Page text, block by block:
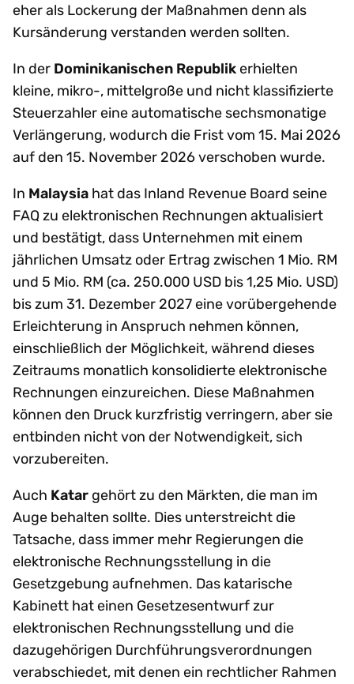
eher als Lockerung der Maßnahmen denn als
Kursänderung verstanden werden sollten.
In der Dominikanischen Republikerhielten
kleine, mikro-, mittelgroße und nicht klassifizierte
Steuerzahler eine automatische sechsmonatige
Verlängerung, wodurch die Frist vom 15. Mai 2026
auf den 15. November 2026 verschoben wurde.
In Malaysia hat das Inland Revenue Board seine
FAQ zu elektronischen Rechnungen aktualisiert
und bestätigt, dass Unternehmen mit einem
jährlichen Umsatz oder Ertrag zwischen 1 Mio. RM
und 5 Mio. RM (ca. 250.000 USD bis 1,25 Mio. USD)
bis zum 31. Dezember 2027 eine vorübergehende
Erleichterung in Anspruch nehmen können,
einschließlich der Möglichkeit, während dieses
Zeitraums monatlich konsolidierte elektronische
Rechnungen einzureichen. Diese Maßnahmen
können den Druck kurzfristig verringern, aber sie
entbinden nicht von der Notwendigkeit, sich
vorzubereiten.
Auch Katar gehört zu den Märkten, die man im
Auge behalten sollte. Dies unterstreicht die
Tatsache, dass immer mehr Regierungen die
elektronische Rechnungsstellung in die
Gesetzgebung aufnehmen. Das katarische
Kabinett hat einen Gesetzesentwurf zur
elektronischen Rechnungsstellung und die
dazugehörigen Durchführungsverordnungen
verabschiedet, mit denen ein rechtlicher Rahmen